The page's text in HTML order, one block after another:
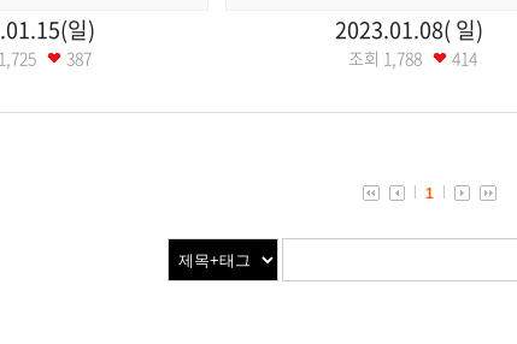
일)
1,725 387
2023.01.08( 일)
조회 1,788 414
1